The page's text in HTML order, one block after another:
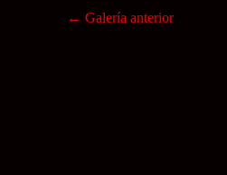
← Galería anterior